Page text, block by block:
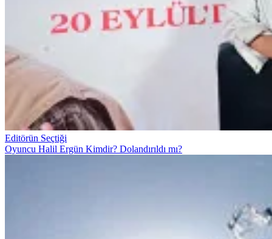
Editörün Seçtiği
Oyuncu Halil Ergün Kimdir? Dolandırıldı mı?